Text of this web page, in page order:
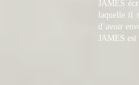
JAMES
laquelle il
d’avoir
JAMES est